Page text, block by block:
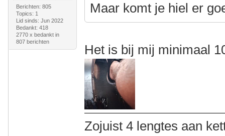
Berichten: 805
Topics: 1
Lid sinds: Jun 2022
Bedankt: 418
2770 x bedankt in
807 berichten
Maar komt je hiel er
Het is bij mij minimaal
Zojuist 4 lengtes aan